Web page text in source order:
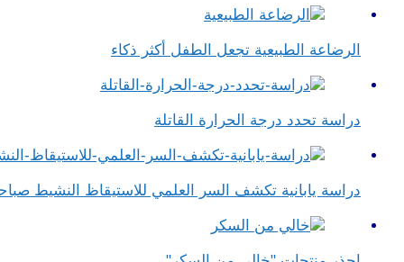
الرضاعة الطبيعية تجعل الطفل أكثر ذكاء
دراسة تحدد درجة الحرارة القاتلة
دراسة يابانية تكشف السر العلمي للاستيقاظ النشيط